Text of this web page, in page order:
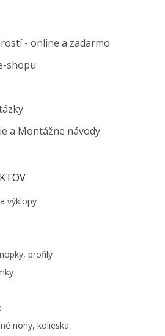
- online a zadarmo
shopu
a Montážne návody
výklopy
profily
nohy, kolieska